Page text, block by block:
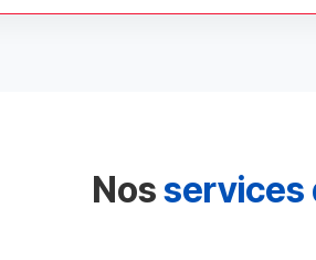
Nosservices